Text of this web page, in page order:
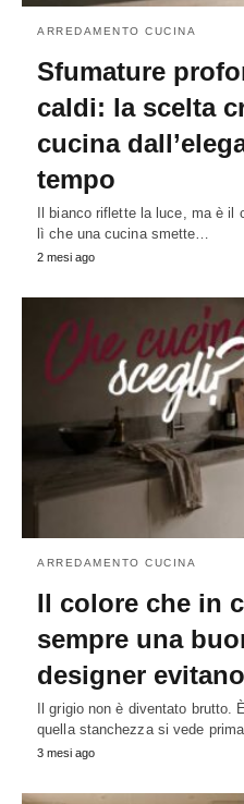
ARREDAMENTO CUCINA
Sfumature
caldi: la scelta
cucina
tempo
Il bianco riflette la luce, ma è il
lì che una cucina smette…
2 mesi ago
ARREDAMENTO CUCINA
Il colore che in
sempre una
designer evitano
Il grigio non è diventato
quella stanchezza si vede
3 mesi ago